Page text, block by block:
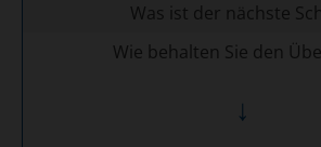
Was ist der nächste
Wie behalten Sie den
↓